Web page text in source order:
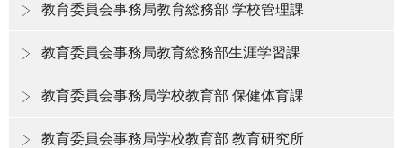
教育委員会事務局教育総務部 学校管理課
教育委員会事務局教育総務部生涯学習課
教育委員会事務局学校教育部 保健体育課
教育委員会事務局学校教育部 教育研究所